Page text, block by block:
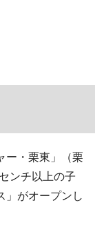
ー・栗東」（栗
ンチ以上の子
」がオープンし